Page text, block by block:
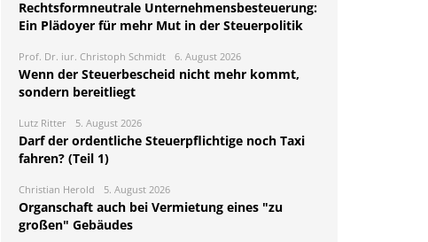
Rechtsformneutrale Unternehmensbesteuerung:
Ein Plädoyer für mehr Mut in der Steuerpolitik
Prof. Dr. iur. Christoph Schmidt 6. August 2026
Wenn der Steuerbescheid nicht mehr kommt,
sondern bereitliegt
Lutz Ritter 5. August 2026
Darf der ordentliche Steuerpflichtige noch Taxi
fahren? (Teil 1)
Christian Herold 5. August 2026
Organschaft auch bei Vermietung eines "zu
großen" Gebäudes